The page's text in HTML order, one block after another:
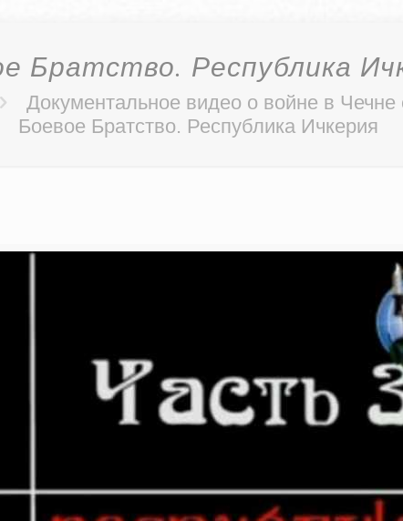
Братство. Республика
Документальное видео о войне в Чечне
Боевое Братство. Республика Ичкерия